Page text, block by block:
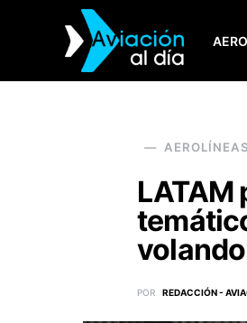
SEARCH FOR:
AEROLÍNEAS
LATAM
POR REDACCIÓN -